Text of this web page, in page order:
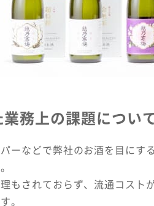
務上の課題につい
ーなどで弊社のお酒を目にす
もされておらず、流通コスト
。